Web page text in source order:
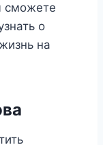
сможете
о
на